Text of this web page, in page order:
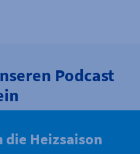
Podcast
Heizsaison